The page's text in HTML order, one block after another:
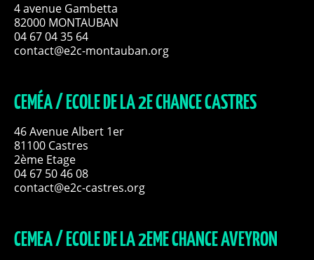
4 avenue Gambetta
82000 MONTAUBAN
04 67 04 35 64
contact@e2c-montauban.org
CEMÉA / ECOLE DE LA 2E CHANCE CASTRES
46 Avenue Albert 1er
81100 Castres
2ème Etage
04 67 50 46 08
contact@e2c-castres.org
CEMEA / ECOLE DE LA 2EME CHANCE AVEYRON